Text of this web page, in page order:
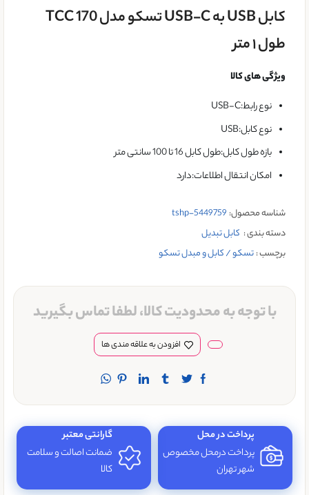
کابل USB به USB-C تسکو مدل TCC 170
طول ۱ متر
ویژگی های کالا
نوع رابط:USB-C
نوع کابل:USB
بازه طول کابل:طول کابل 16 تا 100 سانتی متر
امکان انتقال اطلاعات:دارد
شناسه محصول: tshp-5449759
دسته بندی : کابل تبدیل
برچسب :تسکو / کابل و مبدل تسکو
با توجه به محدودیت کالا، لطفا تماس بگیرید
افزودن به علاقه مندی ها
پرداخت در محل
پرداخت درمحل مخصوص
شهر تهران
گارانتی معتبر
ضمانت اصالت و سلامت
کالا